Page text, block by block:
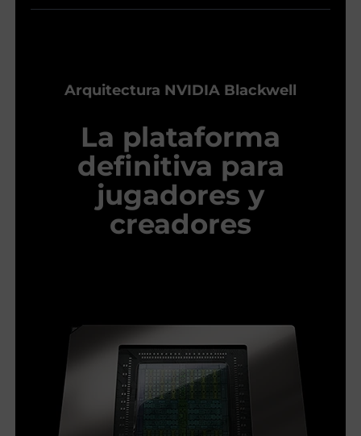
Arquitectura NVIDIA Blackwell
La plataforma
definitiva para
jugadores y
creadores